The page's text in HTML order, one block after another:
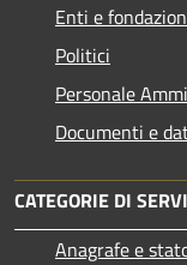
Enti e
Politici
Personale
Documenti e
CATEGORIE DI
Anagrafe e